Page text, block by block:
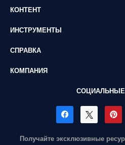
КОНТЕНТ
ИНСТРУМЕНТЫ
СПРАВКА
КОМПАНИЯ
Получайте эксклюзивные